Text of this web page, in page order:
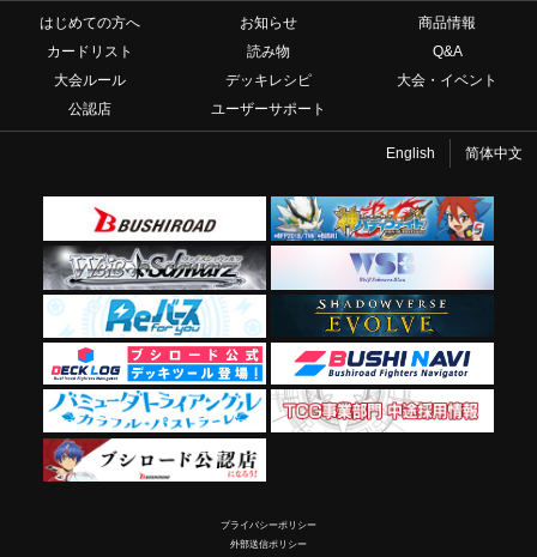
はじめての方へ お知らせ
商品情報
カードリスト
読み物
Q&A
大会ルール
デッキレシピ
大会・イベント
公認店
ユーザーサポート
English 简体中文
プライバシーポリシー
外部送信ポリシー